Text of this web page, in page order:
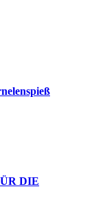
DIE